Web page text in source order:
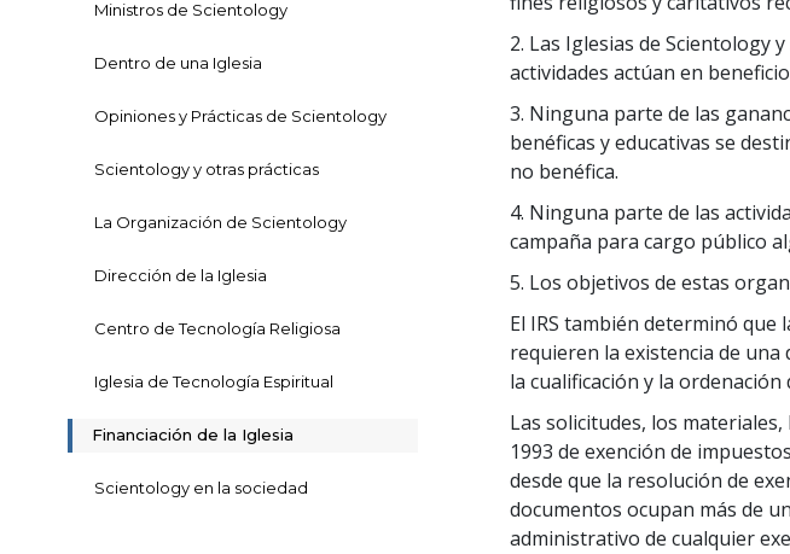
2. Las Iglesias de Scientology
actividades actúan en
3. Ninguna parte de las
benéficas y educativas se
no benéfica.
4. Ninguna parte de las
campaña para cargo público
5. Los objetivos de estas
El IRS también determinó que
requieren la existencia de
la cualificación y la
Las solicitudes, los
1993 de exención de
desde que la resolución de
documentos ocupan más de
administrativo de cualquier
Ministros de Scientology
Dentro de una Iglesia
Opiniones y Prácticas de Scientology
Scientology y otras prácticas
La Organización de Scientology
Dirección de la Iglesia
Centro de Tecnología Religiosa
Iglesia de Tecnología Espiritual
Financiación de la Iglesia
Scientology en la sociedad